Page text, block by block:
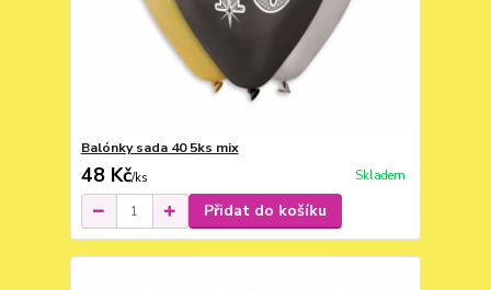
Balónky sada 40 5ks mix
48 Kč/ks Skladem
Přidat do košíku